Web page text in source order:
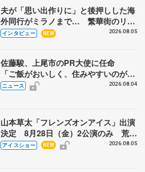
夫が「思い出作りに」と後押しした海
外同行がミラノまで… 繁華街のリン
クでは不良のお兄さんも味方に 小林
インタビュー NEW 2026.08.05
佐藤駿、上尾市のPR大使に任命
「ご飯がおいしく、住みやすいのが魅
力」
ニュース 2026.08.04
山本草太「フレンズオンアイス」出演
決定 8月28日（金）2公演のみ 荒川
静香さんプロデュース、20周年のアイ
アイスショー NEW 2026.08.05